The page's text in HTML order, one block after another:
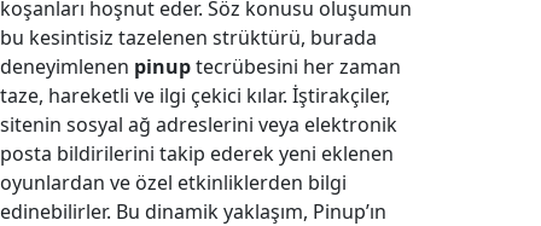
koşanları hoşnut eder. Söz konusu oluşumun
bu kesintisiz tazelenen strüktürü, burada
deneyimlenen pinuptecrübesini her zaman
taze, hareketli ve ilgi çekici kılar. İştirakçiler,
sitenin sosyal ağ adreslerini veya elektronik
posta bildirilerini takip ederek yeni eklenen
oyunlardan ve özel etkinliklerden bilgi
edinebilirler. Bu dinamik yaklaşım, Pinup’ın